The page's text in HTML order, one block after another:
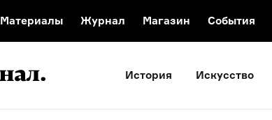
Материалы Журнал Магазин События
Видеоистория русской культуры
Русский
История Искусство